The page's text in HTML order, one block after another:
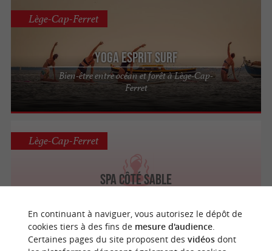
Yoga Esprit Surf
Bien-être entre océan et forêt à Lège-Cap-
Ferret
Lège-Cap-Ferret
Spa Côté Sable
Massages
Lège-Cap-Ferret
En continuant à naviguer, vous autorisez le dépôt de
cookies tiers à des fins de mesure d'audience.
Certaines pages du site proposent des vidéosdont